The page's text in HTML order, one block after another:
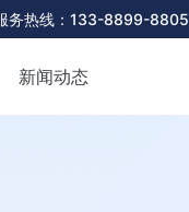
务热线：133-8899-8805
新闻动态